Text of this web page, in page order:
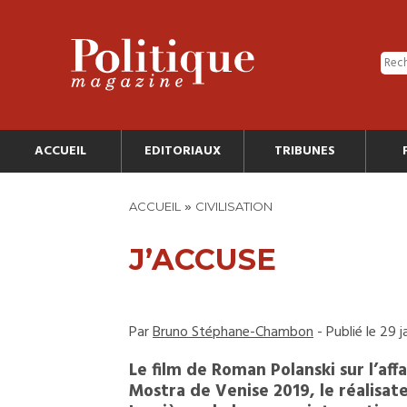
ACCUEIL EDITORIAUX TRIBUNES
ACCUEIL » CIVILISATION
J’ACCUSE
ParBruno Stéphane-Chambon- Publié le 29
Le film de Roman Polanski sur
Mostra de Venise 2019, le